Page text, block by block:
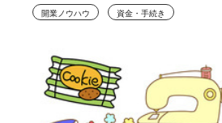
開業ノウハウ 資金・手続き